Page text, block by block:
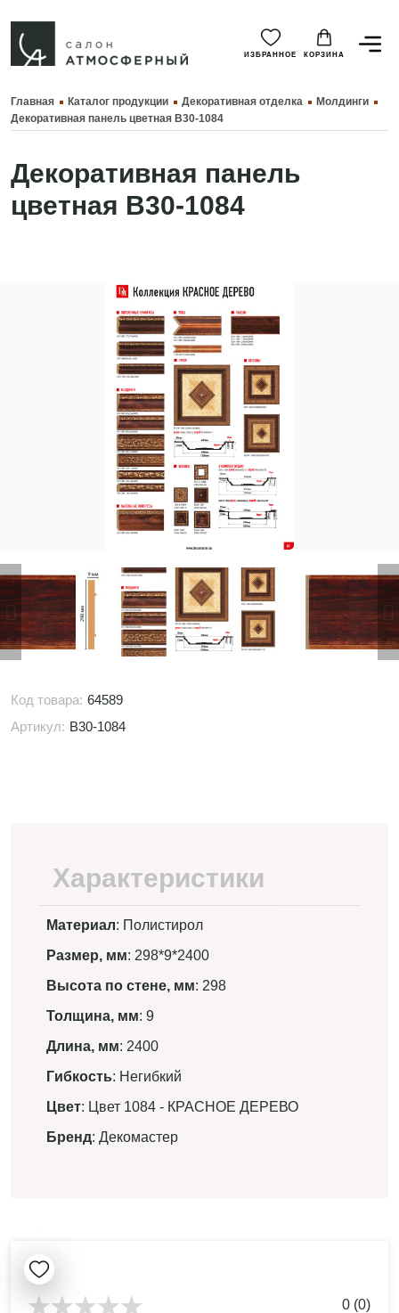
ИЗБРАННОЕ КОРЗИНА
Главная Каталог продукции Декоративная отделка
Молдинги
Декоративная панель цветная B30-1084
Декоративная панель
цветная B30-1084
Код товара: 64589
Артикул: B30-1084
Характеристики
Материал: Полистирол
Размер, мм: 298*9*2400
Высота по стене, мм: 298
Толщина, мм: 9
Длина, мм: 2400
Гибкость: Негибкий
Цвет: Цвет 1084 - КРАСНОЕ ДЕРЕВО
Бренд: Декомастер
0 (0)